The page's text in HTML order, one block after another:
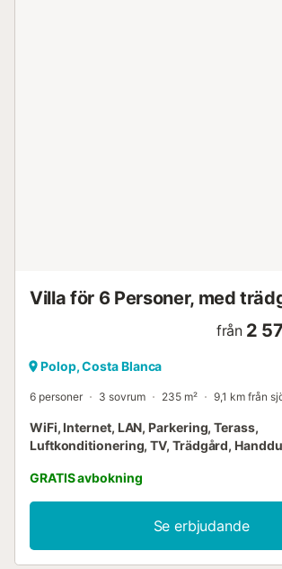
Villa för 6 Personer, med
från 2
Polop, Costa Blanca
6 personer 3 sovrum 235 m² 9,1 km från
WiFi, Internet, LAN, Parkering, Terass,
Luftkonditionering, TV, Trädgård,
GRATIS avbokning
Se erbjudande